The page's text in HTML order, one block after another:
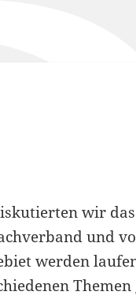
wir
und
werden
Themen